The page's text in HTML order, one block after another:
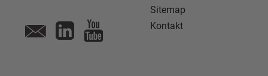
Sitemap
Kontakt